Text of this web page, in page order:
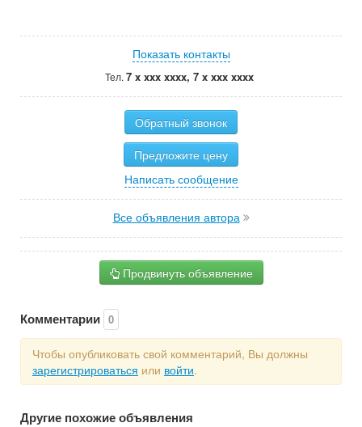
Показать контакты
Тел. 7 x xxx xxxx, 7 x xxx xxxx
Обратный звонок
Предложите цену
Написать сообщение
Все объявления автора
Продвинуть объявление
Комментарии 0
Чтобы опубликовать свой комментарий, Вы должны
зарегистрироваться или войти.
Другие похожие объявления